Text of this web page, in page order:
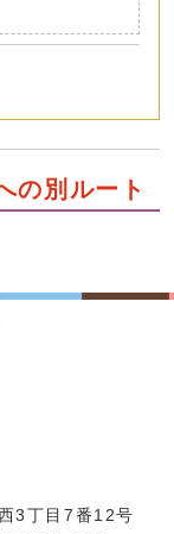
の別ルート
3丁目7番12号